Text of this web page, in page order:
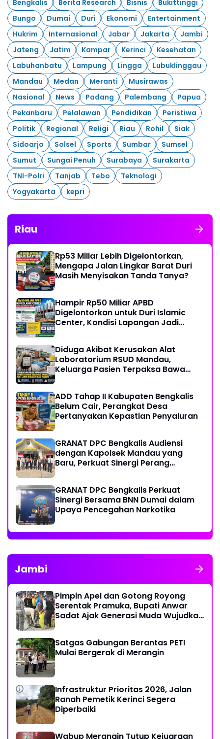
Bengkalis Berita Research Bisnis
Bukittinggi
Bungo
Dumai Duri Ekonomi
Entertainment
Hukrim
Internasional Jabar Jakarta
Jambi
Jateng
Jatim Kampar Kerinci
Kesehatan
Labuhanbatu
Lampung Lingga
Lubuklinggau
Mandau
Medan Meranti
Musirawas
Nasional
News Padang Palembang
Papua
Pekanbaru
Pelalawan Pendidikan
Peristiwa
Politik
Regional Religi Riau Rohil
Siak
Sidoarjo
Solsel Sports Sumbar
Sumsel
Sumut
Sungai Penuh Surabaya
Surakarta
TNI-Polri
Tanjab Tebo
Teknologi
Yogyakarta
kepri
Riau
Rp53 Miliar Lebih Digelontorkan,
Mengapa Jalan Lingkar Barat Duri
Masih Menyisakan Tanda Tanya?
Hampir Rp50 Miliar APBD
Digelontorkan untuk Duri Islamic
Center, Kondisi Lapangan Jadi
Diduga Akibat Kerusakan Alat
Laboratorium RSUD Mandau,
Keluarga Pasien Terpaksa Bawa
Transfusi Darah
ADD Tahap II Kabupaten Bengkalis
Belum Cair, Perangkat Desa
Pertanyakan Kepastian Penyaluran
GRANAT DPC Bengkalis Audiensi
dengan Kapolsek Mandau yang
Baru, Perkuat Sinergi Perang
GRANAT DPC Bengkalis Perkuat
Sinergi Bersama BNN Dumai dalam
Upaya Pencegahan Narkotika
Jambi
Pimpin Apel dan Gotong Royong
Serentak Pramuka, Bupati Anwar
Sadat Ajak Generasi Muda Wujudkan
Satgas Gabungan Berantas PETI
Mulai Bergerak di Merangin
Infrastruktur Prioritas 2026, Jalan
Ranah Pemetik Kerinci Segera
Diperbaiki
Wabup Merangin Tutup Kejuaraan